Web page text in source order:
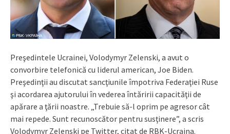
Preşedintele Ucrainei, Volodymyr Zelenski, a avut o
convorbire telefonică cu liderul american, Joe Biden.
Preşedinţii au discutat sancţiunile împotriva Federaţiei Ruse
şi acordarea ajutorului în vederea întăririi capacităţii de
apărare a ţării noastre. „Trebuie să-l oprim pe agresor cât
mai repede. Sunt recunoscător pentru susţinere”, a scris
Volodymyr Zelenski pe Twitter, citat de RBK-Ucraina.